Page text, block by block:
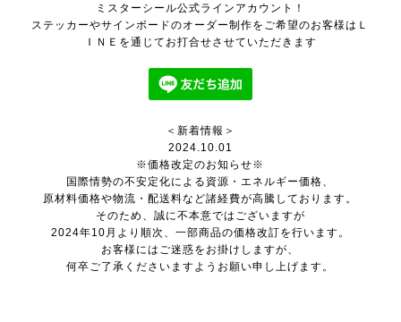
ミスターシール公式ラインアカウント！
ステッカーやサインボードのオーダー制作をご希望のお客様はＬ
ＩＮＥを通じてお打合せさせていただきます
＜新着情報＞
2024.10.01
※価格改定のお知らせ※
国際情勢の不安定化による資源・エネルギー価格、
原材料価格や物流・配送料など諸経費が高騰しております。
そのため、誠に不本意ではございますが
2024年10月より順次、一部商品の価格改訂を行います。
お客様にはご迷惑をお掛けしますが、
何卒ご了承くださいますようお願い申し上げます。